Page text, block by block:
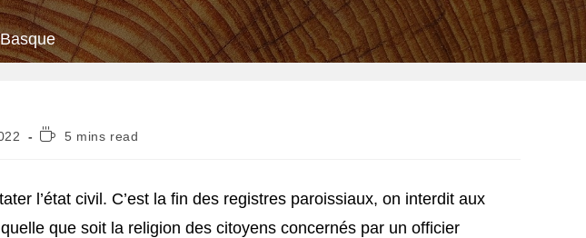
Temps5 mins read
l’état civil. C’est la fin des registres paroissiaux, on interdit aux
que soit la religion des citoyens concernés par un officier